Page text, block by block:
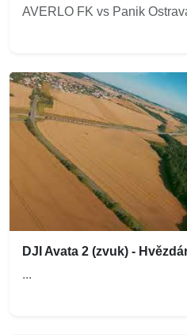
AVERLO FK vs Panik
DJI Avata 2 (zvuk) -
...